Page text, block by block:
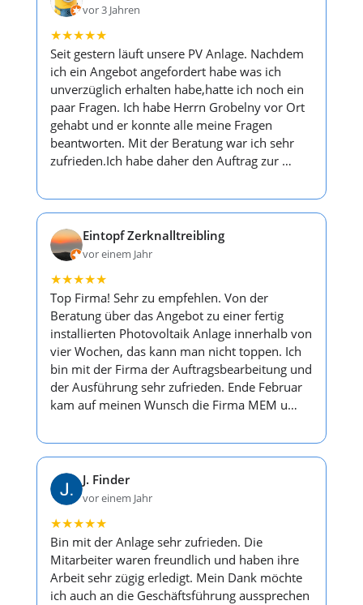
vor 3 Jahren
★★★★★
Seit gestern läuft unsere PV Anlage. Nachdem
ich ein Angebot angefordert habe was ich
unverzüglich erhalten habe,hatte ich noch ein
paar Fragen. Ich habe Herrn Grobelny vor Ort
gehabt und er konnte alle meine Fragen
beantworten. Mit der Beratung war ich sehr
zufrieden.Ich habe daher den Auftrag zur …
Eintopf Zerknalltreibling
vor einem Jahr
★★★★★
Top Firma! Sehr zu empfehlen. Von der
Beratung über das Angebot zu einer fertig
installierten Photovoltaik Anlage innerhalb von
vier Wochen, das kann man nicht toppen. Ich
bin mit der Firma der Auftragsbearbeitung und
der Ausführung sehr zufrieden. Ende Februar
kam auf meinen Wunsch die Firma MEM u…
J. Finder
vor einem Jahr
★★★★★
Bin mit der Anlage sehr zufrieden. Die
Mitarbeiter waren freundlich und haben ihre
Arbeit sehr zügig erledigt. Mein Dank möchte
ich auch an die Geschäftsführung aussprechen